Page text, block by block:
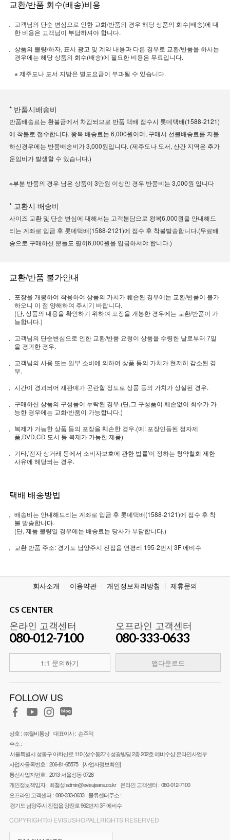
교환/반품 회수(배송)비용
고객님의 단순 변심으로 인한 교화/반품의 경우 해당 상품의 회수(배송)에 대
한 비용은 고객님이 부담하셔야 합니다.
상품의 불량/하자, 표시 광고 및 계약 내용과 다른 경우로 교환/반품을 하시는
경우에는 해당 상품의 회수(배송)에 필요한 비용은 무료입니다.
※ 제주도나 도서 지방은 별도요금이 부과될 수 있습니다.
* 반품시배송비
반품배송료는 환불금에서 차감되므로 반품 택배 접수시 롯데택배(1588-2121)
에 착불로 접수합니다. 왕복 배송료는 6,000원이며, 구매시 선불배송료를 지불
하신경우에는 반품배송비가 3,000원입니다. (제주도나 도서, 산간 지역은 추가
운임비가 발생할 수 있습니다.)
※부분 반품의 경우 남은 상품이 3만원 이상인 경우 반품비는 3,000원 입니다
* 교환시 배송비
사이즈 교환 및 단순 변심에 대해서는 고객분담으로 왕복6,000원을 안내해드
리는 계좌로 입금 후 롯데택배(1588-2121)에 접수 후 착불발송합니다.(무료배
송으로 구매하신 분들도 필히6,000원을 입금하셔야 합니다.)
교환/반품 불가안내
포장을 개봉하여 착용하여 상품의 가치가 훼손된 경우에는 교환/반품이 불가
하오니 이 점 양해하여 주시기 바랍니다.
(단, 상품의 내용을 확인하기 위하여 포장을 개봉한 경우에는 교환/반품이 가
능합니다.)
고객님의 단순변심으로 인한 교환/반품 요청이 상품을 수령한 날로부터 7일
을 경과한 경우.
고객님의 사용 또는 일부 소비에 의하여 상품 등의 가치가 현저히 감소된 경
우.
시간이 경과되어 재판매가 곤란할 정도로 상품 등의 가치가 상실된 경우.
구매하신 상품의 구성품이 누락된 경우.(단,그 구성품이 훼손없이 회수가 가
능한 경우에는 교화/반품이 가능합니다.)
복제가 가능한 상품 등의 포장을 훼손한 경우.(예: 포장인등된 정자제
품,DVD,CD 도서 등 복제가 가능한 제품)
기타,'전자 상거래 등에서 소비자보호에 관한 법률'이 정하는 청약철회 제한
사유에 해당되는 경우.
택배 배송방법
배송비는 안내해드리는 계좌로 입금 후 롯데택배(1588-2121)에 접수 후 착
불 발송합니다.
(단, 제품 불량일 경우에는 배송료는 당사가 부담합니다.)
교환 반품 주소: 경기도 남양주시 진접읍 연평리 195-2번지 3F 에비수
회사소개 이용약관 개인정보처리방침 제휴문의
CS CENTER
온라인 고객센터
080-012-7100
1:1 문의하기
오프라인 고객센터
080-333-0633
앱다운로드
FOLLOW US
상호 : ㈜월비통상 대표이사 : 손주익
주소 :
서울특별시 성동구 아차산로 110 (성수동2가) 성광빌딩 2층 202호 에비수샵 온라인사업부
사업자등록번호 : 206-81-65575 [사업자정보확인]
통신사업자번호 : 2013-서울성동-0728
개인정보책임자 : 최철성admin@evisujeans.co.kr 온라인 고객센터 : 080-012-7100
오프라인 고객센터 : 080-333-0633 물류센터주소 :
경기도 남양주시 진접읍 양진로 962번지 3F 에비수
COPYRIGHT⒞ EVISUSHOPALLRIGHTS RESERVED